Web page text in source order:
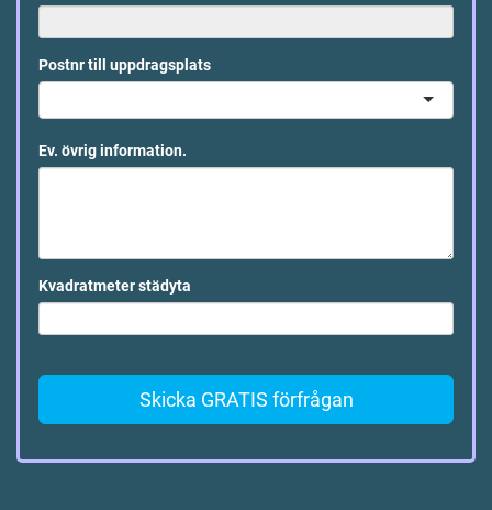
Postnr till uppdragsplats
Ev. övrig information.
Kvadratmeter städyta
Skicka GRATIS förfrågan